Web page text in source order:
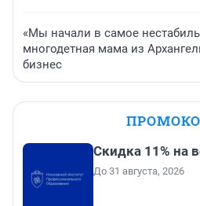
«Мы начали в самое
многодетная мама из
бизнес
Скидка 11% на
До 31 августа, 2026